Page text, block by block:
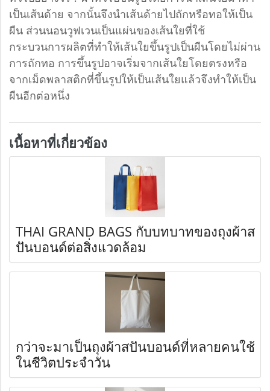
เป็นเส้นด้าย จากนั้นจึงนำเส้นด้ายไปถักหรือทอให้เป็น
ผืน ส่วนนอนวูฟเวนเป็นแผ่นของเส้นใยที่ใช้
กระบวนการผลิตที่ทำให้เส้นใยขึ้นรูปเป็นผืนโดยไม่ผ่าน
การถักทอ การขึ้นรูปอาจเริ่มจากเส้นใยโดยตรงหรือ
จากเม็ดพลาสติกที่ขึ้นรูปให้เป็นเส้นใยแล้วจึงทำให้เป็น
ผืนอีกต่อหนึ่ง
เนื้อหาที่เกี่ยวข้อง
THAI GRAND BAGS กับบทบาทของถุงผ้าส
ปันบอนด์ต่อสิ่งแวดล้อม
กว่าจะมาเป็นถุงผ้าสปันบอนด์ที่หลายคนใช้
ในชีวิตประจำวัน